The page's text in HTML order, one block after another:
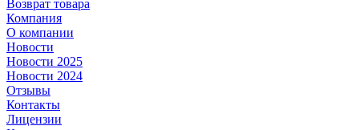
Возврат товара
Компания
О компании
Новости
Новости 2025
Новости 2024
Отзывы
Контакты
Лицензии